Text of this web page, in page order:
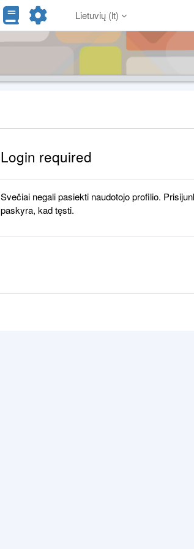
Lietuvių ‎(lt)‎
Login required
Svečiai negali pasiekti naudotojo profilio.
paskyra, kad tęsti.